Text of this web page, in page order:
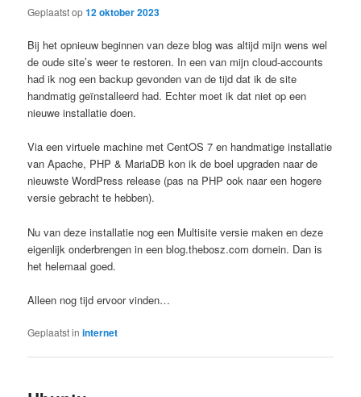
Geplaatst op12 oktober 2023
Bij het opnieuw beginnen van deze blog was altijd mijn wens wel
de oude site’s weer te restoren. In een van mijn cloud-accounts
had ik nog een backup gevonden van de tijd dat ik de site
handmatig geïnstalleerd had. Echter moet ik dat niet op een
nieuwe installatie doen.
Via een virtuele machine met CentOS 7 en handmatige installatie
van Apache, PHP & MariaDB kon ik de boel upgraden naar de
nieuwste WordPress release (pas na PHP ook naar een hogere
versie gebracht te hebben).
Nu van deze installatie nog een Multisite versie maken en deze
eigenlijk onderbrengen in een blog.thebosz.com domein. Dan is
het helemaal goed.
Alleen nog tijd ervoor vinden…
Geplaatst in internet